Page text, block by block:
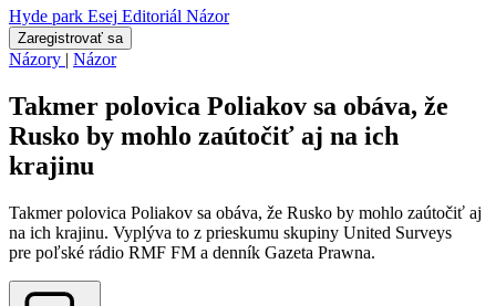
Hyde park Esej Editoriál Názor
Zaregistrovať sa
Názory | Názor
Takmer polovica Poliakov sa obáva, že
Rusko by mohlo zaútočiť aj na ich
krajinu
Takmer polovica Poliakov sa obáva, že Rusko by mohlo zaútočiť aj
na ich krajinu. Vyplýva to z prieskumu skupiny United Surveys
pre poľské rádio RMF FM a denník Gazeta Prawna.